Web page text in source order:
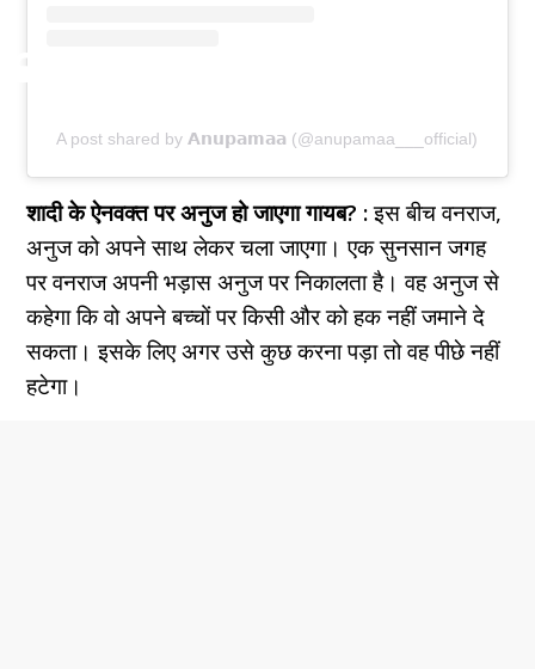
A post shared by 𝗔𝗻𝘂𝗽𝗮𝗺𝗮𝗮 (@anupamaa___official)
शादी के ऐनवक्त पर अनुज हो जाएगा गायब? : इस बीच वनराज,
अनुज को अपने साथ लेकर चला जाएगा। एक सुनसान जगह
पर वनराज अपनी भड़ास अनुज पर निकालता है। वह अनुज से
कहेगा कि वो अपने बच्चों पर किसी और को हक नहीं जमाने दे
सकता। इसके लिए अगर उसे कुछ करना पड़ा तो वह पीछे नहीं
हटेगा।